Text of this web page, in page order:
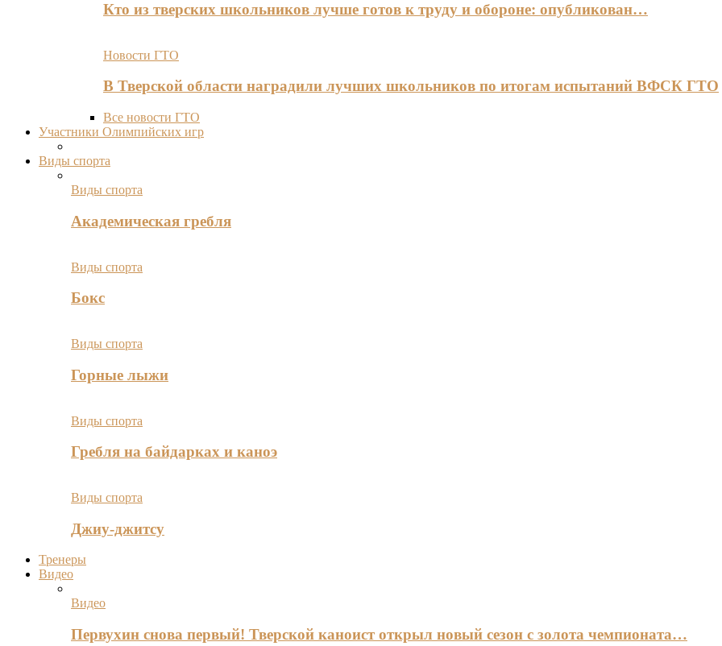
Кто из тверских школьников лучше готов к труду и обороне: опубликован…
Новости ГТО
В Тверской области наградили лучших школьников по итогам испытаний ВФСК ГТО
Все новости ГТО
Участники Олимпийских игр
Виды спорта
Виды спорта
Академическая гребля
Виды спорта
Бокс
Виды спорта
Горные лыжи
Виды спорта
Гребля на байдарках и каноэ
Виды спорта
Джиу-джитсу
Тренеры
Видео
Видео
Первухин снова первый! Тверской каноист открыл новый сезон с золота чемпионата…